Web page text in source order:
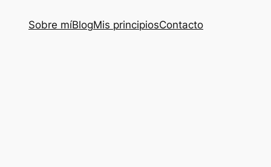
Sobre míBlogMis principiosContacto